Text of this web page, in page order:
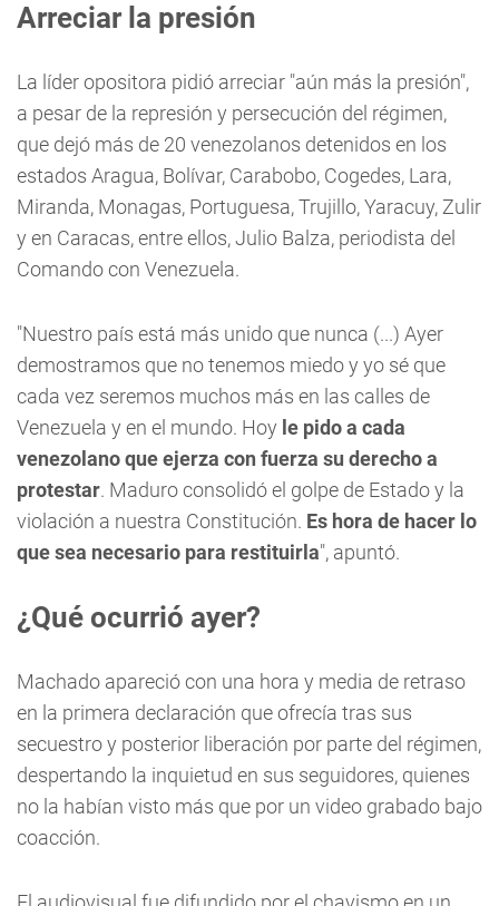
Arreciar la presión
La líder opositora pidió arreciar "aún más la presión",
a pesar de la represión y persecución del régimen,
que dejó más de 20 venezolanos detenidos en los
estados Aragua, Bolívar, Carabobo, Cogedes, Lara,
Miranda, Monagas, Portuguesa, Trujillo, Yaracuy, Zulir
y en Caracas, entre ellos, Julio Balza, periodista del
Comando con Venezuela.
"Nuestro país está más unido que nunca (...) Ayer
demostramos que no tenemos miedo y yo sé que
cada vez seremos muchos más en las calles de
Venezuela y en el mundo. Hoy le pido a cada
venezolano que ejerza con fuerza su derecho a
protestar. Maduro consolidó el golpe de Estado y la
violación a nuestra Constitución. Es hora de hacer lo
que sea necesario para restituirla", apuntó.
¿Qué ocurrió ayer?
Machado apareció con una hora y media de retraso
en la primera declaración que ofrecía tras sus
secuestro y posterior liberación por parte del régimen,
despertando la inquietud en sus seguidores, quienes
no la habían visto más que por un video grabado bajo
coacción.